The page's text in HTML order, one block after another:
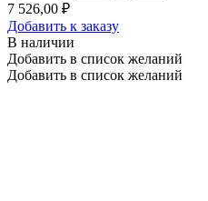
7 526,00 ₽
Добавить к заказу
В наличии
Добавить в список желаний
Добавить в список желаний